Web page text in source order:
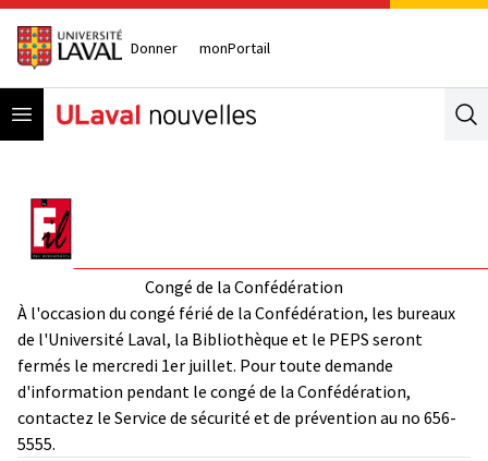
Donner monPortail
Open menu
Congé de la Confédération
À l'occasion du congé férié de la Confédération, les bureaux
de l'Université Laval, la Bibliothèque et le PEPS seront
fermés le mercredi 1er juillet. Pour toute demande
d'information pendant le congé de la Confédération,
contactez le Service de sécurité et de prévention au no 656-
5555.